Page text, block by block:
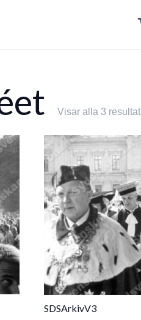
Visar alla 3 resultat
SDSArkivV3